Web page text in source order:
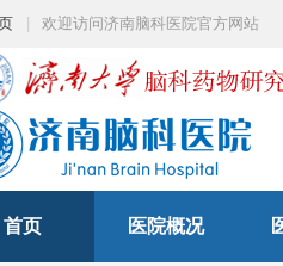
欢迎访问济南脑科医院官方网站
首页 医院概况